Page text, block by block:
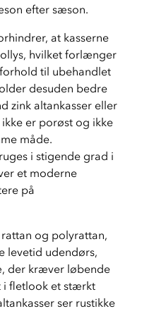
efter sæson.
at kasserne
hvilket forlænger
til ubehandlet
desuden bedre
zink altankasser eller
er porøst og ikke
måde.
i stigende grad i
et moderne
på
og polyrattan,
levetid udendørs,
der kræver løbende
i fletlook et stærkt
ser rustikke